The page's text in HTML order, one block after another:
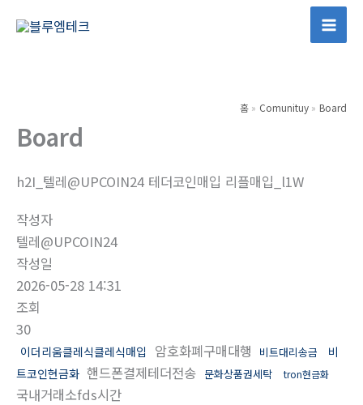
Main
홈 Comunituy Board
Board
h2I_텔레@UPCOIN24 테더코인매입 리플매입_l1W
작성자
텔레@UPCOIN24
작성일
2026-05-28 14:31
조회
30
이더리움클레식클레식매입 암호화폐구매대행 비트대리송금
비
트코인현금화 핸드폰결제테더전송 문화상품권세탁 tron현금화
국내거래소fds시간